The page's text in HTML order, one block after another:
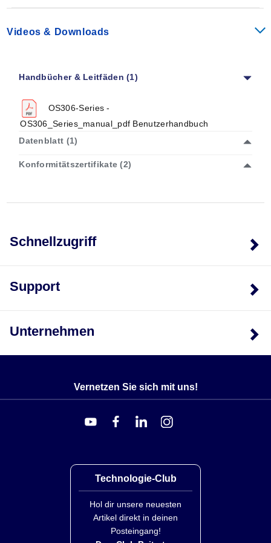
Videos & Downloads
Handbücher & Leitfäden (1)
OS306-Series -
OS306_Series_manual_pdf Benutzerhandbuch
Datenblatt (1)
Konformitätszertifikate (2)
Schnellzugriff
Support
Unternehmen
Vernetzen Sie sich mit uns!
Technologie-Club
Hol dir unsere neuesten
Artikel direkt in deinen
Posteingang!